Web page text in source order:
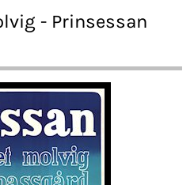
- Prinsessan